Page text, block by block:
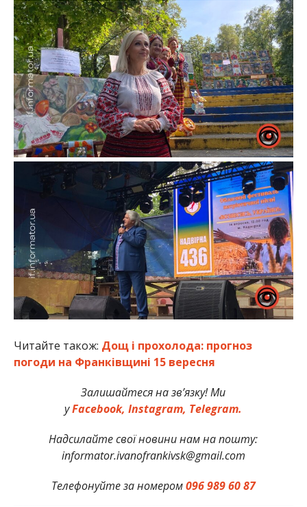
Читайте також: Дощ і прохолода: прогноз
погоди на Франківщині 15 вересня
Залишайтеся на зв’язку! Ми
уFacebook, Instagram, Telegram.
Надсилайте свої новини нам на пошту:
informator.ivanofrankivsk@gmail.com
Телефонуйте за номером096 989 60 87